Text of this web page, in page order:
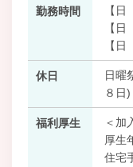
勤務時間
【
【
【
休日
日曜
８日)
福利厚生
＜加
厚生
住宅